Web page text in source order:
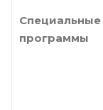
Специальные
программы